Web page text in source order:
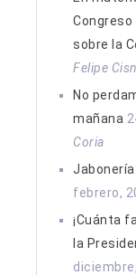
sobre la
Felipe
No
mañana
Coria
febrero,
¡Cuánta
la